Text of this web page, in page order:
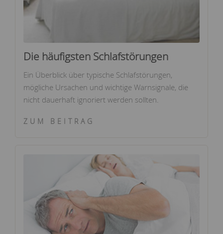
Die häufigsten Schlafstörungen
Ein Überblick über typische Schlafstörungen,
mögliche Ursachen und wichtige Warnsignale, die
nicht dauerhaft ignoriert werden sollten.
ZUM BEITRAG